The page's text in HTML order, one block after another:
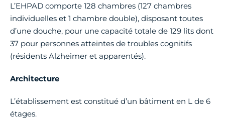
Dimanche Fermé
Samedi Fermé
Dimanche Fermé
L’EHPAD comporte 128 chambres (127 chambres
individuelles et 1 chambre double), disposant toutes
d’une douche, pour une capacité totale de 129 lits dont
37 pour personnes atteintes de troubles cognitifs
(résidents Alzheimer et apparentés).
Architecture
L’établissement est constitué d’un bâtiment en L de 6
étages.